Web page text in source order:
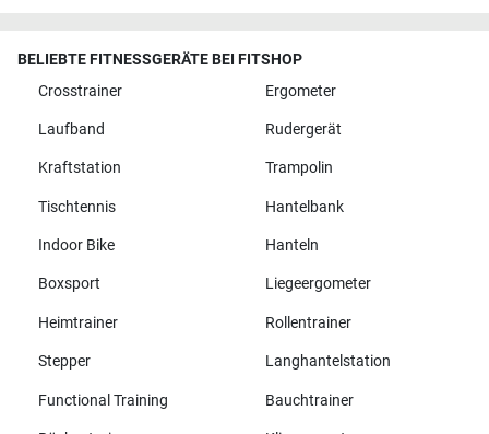
BELIEBTE FITNESSGERÄTE BEI FITSHOP
Crosstrainer
Ergometer
Laufband Rudergerät
Kraftstation Trampolin
Tischtennis Hantelbank
Indoor Bike Hanteln
Boxsport Liegeergometer
Heimtrainer Rollentrainer
Stepper Langhantelstation
Functional Training Bauchtrainer